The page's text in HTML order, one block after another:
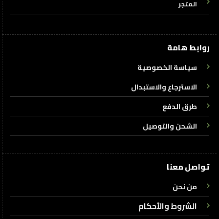
المتجر
روابط هامة
سياسة الخصوصية
الاسترجاع والاستبدال
طرق الدفع
الشحن والتوصيل
تواصل معنا
من نحن
الشروط والأحكام